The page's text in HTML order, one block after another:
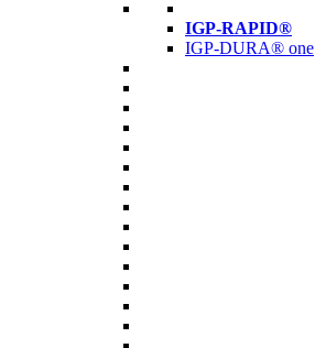
IGP-RAPID®
IGP-DURA® one